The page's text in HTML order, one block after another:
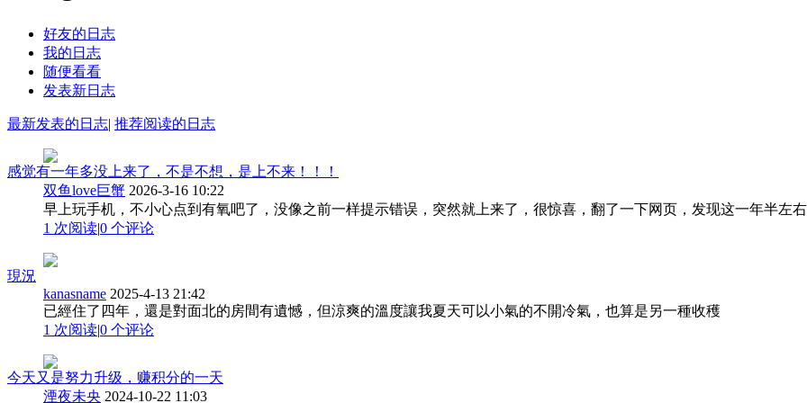
好友的日志
我的日志
随便看看
发表新日志
最新发表的日志| 推荐阅读的日志
感觉有一年多没上来了，不是不想，是上不来！！！
双鱼love巨蟹 2026-3-16 10:22
早上玩手机，不小心点到有氧吧了，没像之前一样提示错误，突然就上来了，很惊喜，翻了一下网页，发现这一年半左
1 次阅读|0 个评论
現況
kanasname 2025-4-13 21:42
已經住了四年，還是對面北的房間有遺憾，但涼爽的溫度讓我夏天可以小氣的不開冷氣，也算是另一種收穫
1 次阅读|0 个评论
今天又是努力升级，赚积分的一天
湮夜未央 2024-10-22 11:03